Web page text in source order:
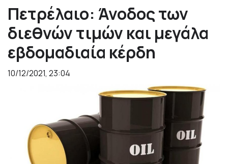
Πετρέλαιο: Άνοδος των
διεθνών τιμών και μεγάλα
εβδομαδιαία κέρδη
10/12/2021, 23:04